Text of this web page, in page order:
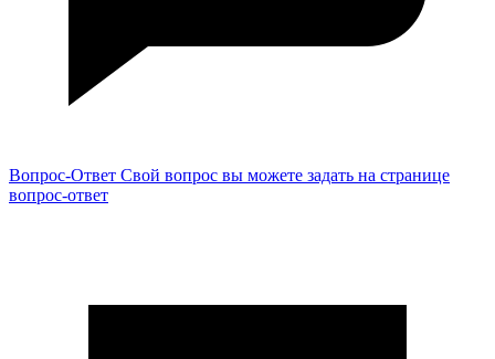
Вопрос-Ответ Свой вопрос вы можете задать на странице
вопрос-ответ